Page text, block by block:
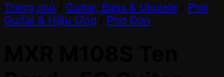
Trang chủ Guitar, Bass & Ukulele
Phơ
Guitar & Hiệu Ứng
Phơ Đơn